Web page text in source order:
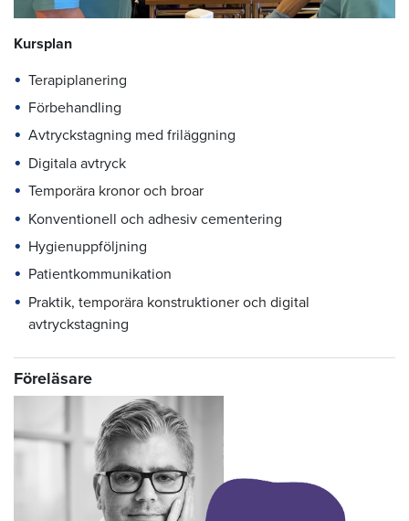
Kursplan
Terapiplanering
Förbehandling
Avtryckstagning med friläggning
Digitala avtryck
Temporära kronor och broar
Konventionell och adhesiv cementering
Hygienuppföljning
Patientkommunikation
Praktik, temporära konstruktioner och digital
avtryckstagning
Föreläsare